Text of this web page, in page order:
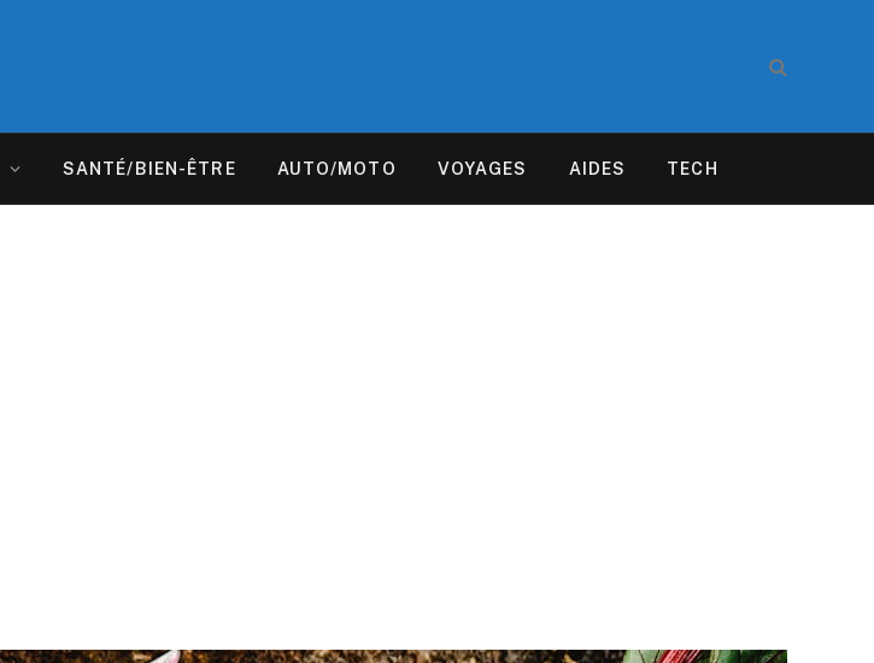
SANTÉ/BIEN-ÊTRE AUTO/MOTO VOYAGES AIDES TECH